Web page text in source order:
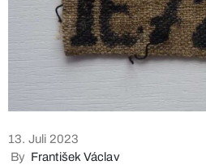
13. Juli 2023
By František Václav